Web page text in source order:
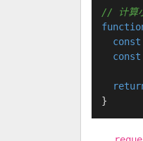
// 计算
const
const
}